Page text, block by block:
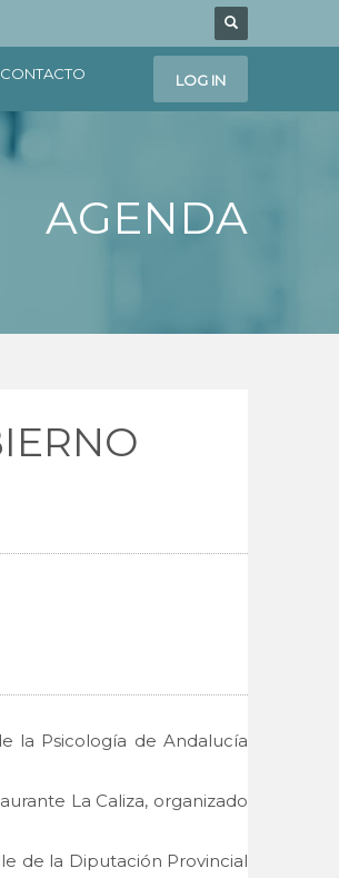
CONTACTO LOG IN
AGENDA
la Psicología de Andalucía
La Caliza, organizado
de la Diputación Provincial